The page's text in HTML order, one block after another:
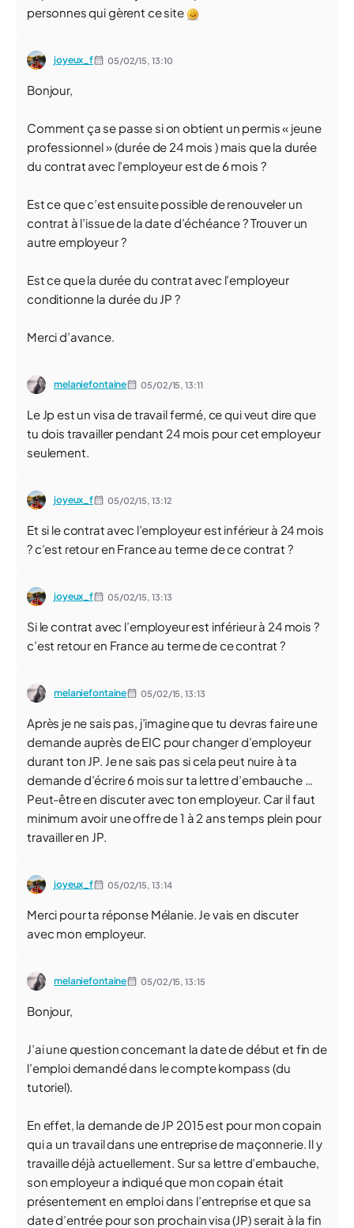
personnes qui gèrent ce site
joyeux_f 05/02/15, 13:10
Bonjour,
Comment ça se passe si on obtient un permis « jeune
professionnel » (durée de 24 mois ) mais que la durée
du contrat avec l’employeur est de 6 mois ?
Est ce que c’est ensuite possible de renouveler un
contrat à l’issue de la date d’échéance ? Trouver un
autre employeur ?
Est ce que la durée du contrat avec l’employeur
conditionne la durée du JP ?
Merci d’avance.
melaniefontaine 05/02/15,13:11
Le Jp est un visa de travail fermé, ce qui veut dire que
tu dois travailler pendant 24 mois pour cet employeur
seulement.
joyeux_f 05/02/15, 13:12
Et si le contrat avec l’employeur est inférieur à 24 mois
? c’est retour en France au terme de ce contrat ?
joyeux_f 05/02/15, 13:13
Si le contrat avec l’employeur est inférieur à 24 mois ?
c’est retour en France au terme de ce contrat ?
melaniefontaine 05/02/15,13:13
Après je ne sais pas, j’imagine que tu devras faire une
demande auprès de EIC pour changer d’employeur
durant ton JP. Je ne sais pas si cela peut nuire à ta
demande d’écrire 6 mois sur ta lettre d’embauche …
Peut-être en discuter avec ton employeur. Car il faut
minimum avoir une offre de 1 à 2 ans temps plein pour
travailler en JP.
joyeux_f 05/02/15, 13:14
Merci pour ta réponse Mélanie. Je vais en discuter
avec mon employeur.
melaniefontaine 05/02/15,13:15
Bonjour,
J’ai une question concernant la date de début et fin de
l’emploi demandé dans le compte kompass (du
tutoriel).
En effet, la demande de JP 2015 est pour mon copain
qui a un travail dans une entreprise de maçonnerie. Il y
travaille déjà actuellement. Sur sa lettre d’embauche,
son employeur a indiqué que mon copain était
présentement en emploi dans l’entreprise et que sa
date d’entrée pour son prochain visa (JP) serait à la fin